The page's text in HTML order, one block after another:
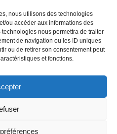
nous utilisons des technologies
ou accéder aux informations des
nous permettra de traiter
de navigation ou les ID uniques
ou de retirer son consentement peut
et fonctions.
the best
- 91350 Grigny